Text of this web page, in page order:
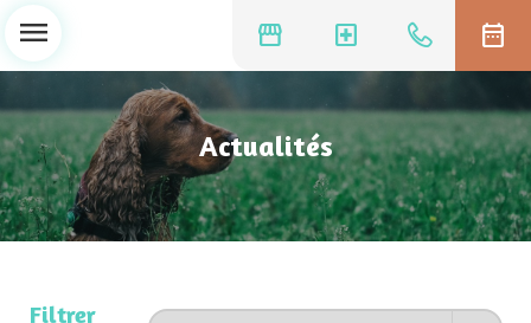
storefront local_hospital date_range
menu
Actualités
Filtrer